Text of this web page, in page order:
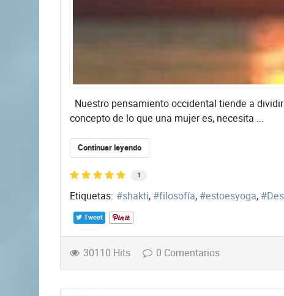
Nuestro pensamiento occidental tiende a
concepto de lo que una mujer es, necesita ...
Continuar leyendo
1
Etiquetas: shakti filosofía estoesyoga
Tweet
30110 Hits 0 Comentarios